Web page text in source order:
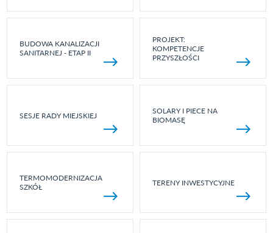
BUDOWA KANALIZACJI
SANITARNEJ - ETAP II
PROJEKT:
KOMPETENCJE
PRZYSZŁOŚCI
SESJE RADY MIEJSKIEJ
SOLARY I PIECE NA
BIOMASĘ
TERMOMODERNIZACJA
SZKÓŁ
TERENY INWESTYCYJNE